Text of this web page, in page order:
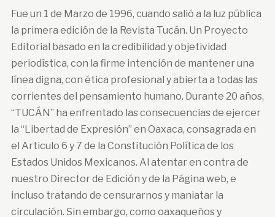
Fue un 1 de Marzo de 1996, cuando salió a la luz pública
la primera edición de la Revista Tucán. Un Proyecto
Editorial basado en la credibilidad y objetividad
periodística, con la firme intención de mantener una
línea digna, con ética profesional y abierta a todas las
corrientes del pensamiento humano. Durante 20 años,
“TUCÁN” ha enfrentado las consecuencias de ejercer
la “Libertad de Expresión” en Oaxaca, consagrada en
el Articulo 6 y 7 de la Constitución Política de los
Estados Unidos Mexicanos. Al atentar en contra de
nuestro Director de Edición y de la Página web, e
incluso tratando de censurarnos y maniatar la
circulación. Sin embargo, como oaxaqueños y